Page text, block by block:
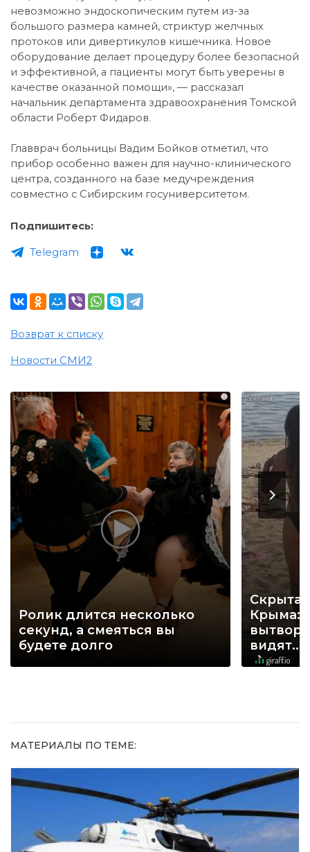
невозможно эндоскопическим путем из-за
большого размера камней, стриктур желчных
протоков или дивертикулов кишечника. Новое
оборудование делает процедуру более безопасной
и эффективной, а пациенты могут быть уверены в
качестве оказанной помощи», — рассказал
начальник департамента здравоохранения Томской
области Роберт Фидаров.
Главврач больницы Вадим Бойков отметил, что
прибор особенно важен для научно-клинического
центра, созданного на базе медучреждения
совместно с Сибирским госуниверситетом.
Подпишитесь:
Telegram
Возврат к списку
Новости СМИ2
i
Ролик длится несколько
секунд, а смеяться вы
будете долго
Крыма:
видят...
МАТЕРИАЛЫ ПО ТЕМЕ: